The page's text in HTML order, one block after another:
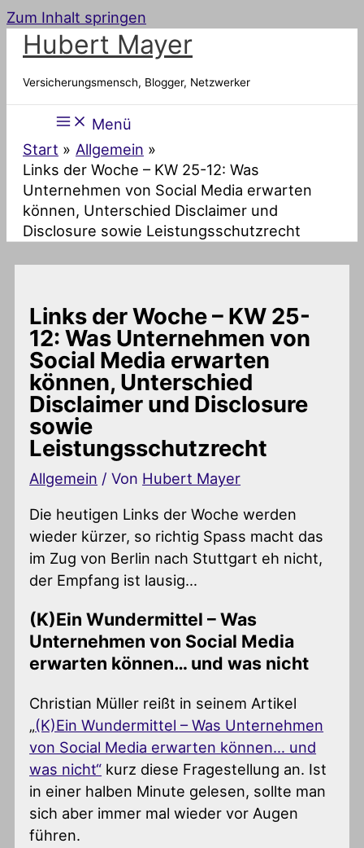
Zum Inhalt springen
Hubert Mayer
Versicherungsmensch, Blogger, Netzwerker
Menü
Start
Allgemein
Links der Woche – KW 25-12: Was
Unternehmen von Social Media erwarten
können, Unterschied Disclaimer und
Disclosure sowie Leistungsschutzrecht
Links der Woche – KW 25-
12: Was Unternehmen von
Social Media erwarten
können, Unterschied
Disclaimer und Disclosure
sowie
Leistungsschutzrecht
Allgemein / Von Hubert Mayer
Die heutigen Links der Woche werden
wieder kürzer, so richtig Spass macht das
im Zug von Berlin nach Stuttgart eh nicht,
der Empfang ist lausig…
(K)Ein Wundermittel – Was
Unternehmen von Social Media
erwarten können… und was nicht
Christian Müller reißt in seinem Artikel
„(K)Ein Wundermittel – Was Unternehmen
von Social Media erwarten können… und
was nicht“ kurz diese Fragestellung an. Ist
in einer halben Minute gelesen, sollte man
sich aber immer mal wieder vor Augen
führen.